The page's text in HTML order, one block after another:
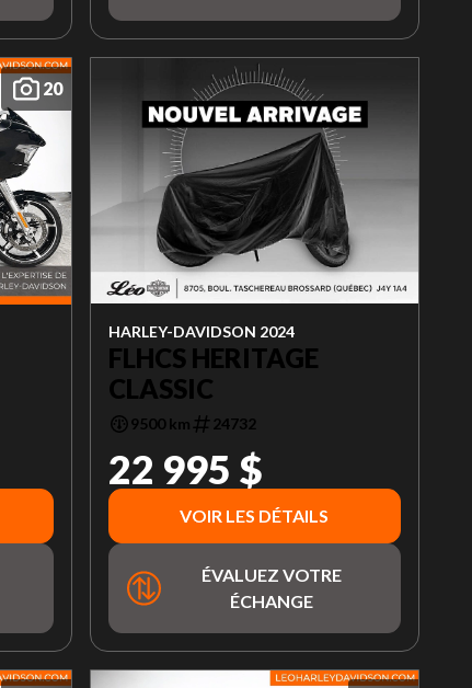
20
HARLEY-DAVIDSON 2024
FLHCS HERITAGE
CLASSIC
9500 km 24732
22 995 $
VOIR LES DÉTAILS
ÉVALUEZ VOTRE
ÉCHANGE